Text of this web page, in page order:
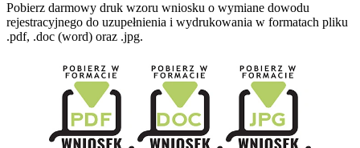
Pobierz darmowy druk wzoru wniosku o wymiane dowodu
rejestracyjnego do uzupełnienia i wydrukowania w formatach pliku
.pdf, .doc (word) oraz .jpg.